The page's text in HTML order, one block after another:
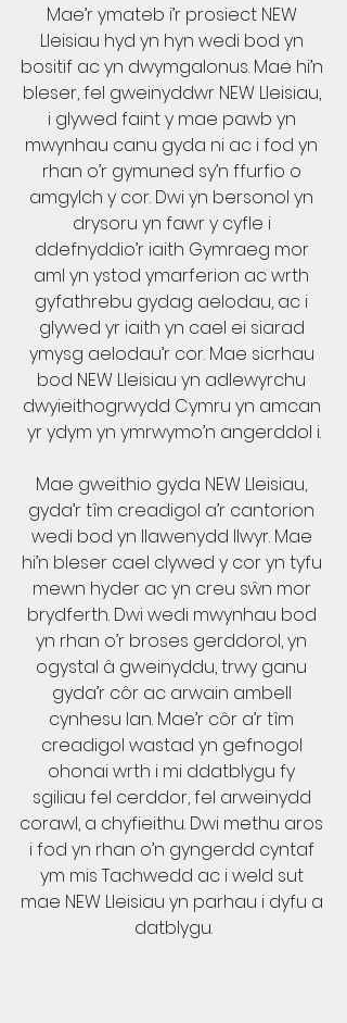
Mae’r ymateb i’r prosiect NEW
Lleisiau hyd yn hyn wedi bod yn
bositif ac yn dwymgalonus. Mae hi’n
bleser, fel gweinyddwr NEW Lleisiau,
i glywed faint y mae pawb yn
mwynhau canu gyda ni ac i fod yn
rhan o’r gymuned sy’n ffurfio o
amgylch y cor. Dwi yn bersonol yn
drysoru yn fawr y cyfle i
ddefnyddio’r iaith Gymraeg mor
aml yn ystod ymarferion ac wrth
gyfathrebu gydag aelodau, ac i
glywed yr iaith yn cael ei siarad
ymysg aelodau’r cor. Mae sicrhau
bod NEW Lleisiau yn adlewyrchu
dwyieithogrwydd Cymru yn amcan
yr ydym yn ymrwymo’n angerddol i.
Mae gweithio gyda NEW Lleisiau,
gyda’r tîm creadigol a’r cantorion
wedi bod yn llawenydd llwyr. Mae
hi’n bleser cael clywed y cor yn tyfu
mewn hyder ac yn creu sŵn mor
brydferth. Dwi wedi mwynhau bod
yn rhan o’r broses gerddorol, yn
ogystal â gweinyddu, trwy ganu
gyda’r côr ac arwain ambell
cynhesu lan. Mae’r côr a’r tîm
creadigol wastad yn gefnogol
ohonai wrth i mi ddatblygu fy
sgiliau fel cerddor, fel arweinydd
corawl, a chyfieithu. Dwi methu aros
i fod yn rhan o’n gyngerdd cyntaf
ym mis Tachwedd ac i weld sut
mae NEW Lleisiau yn parhau i dyfu a
datblygu.